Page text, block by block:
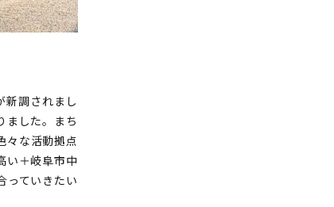
調されまし
ました。まち
々な活動拠点
い＋岐阜市中
っていきたい